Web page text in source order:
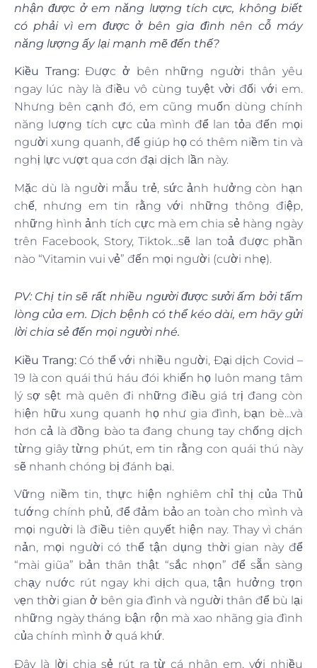
nhận được ở em năng lượng tích cực, không biết
có phải vì em được ở bên gia đình nên cỗ máy
năng lượng ấy lại mạnh mẽ đến thế?
Kiều Trang:Được ở bên những người thân yêu
ngay lúc này là điều vô cùng tuyệt vời đối với em.
Nhưng bên cạnh đó, em cũng muốn dùng chính
năng lượng tích cực của mình để lan tỏa đến mọi
người xung quanh, để giúp họ có thêm niềm tin và
nghị lực vượt qua cơn đại dịch lần này.
Mặc dù là người mẫu trẻ, sức ảnh hưởng còn hạn
chế, nhưng em tin rằng với những thông điệp,
những hình ảnh tích cực mà em chia sẻ hàng ngày
trên Facebook, Story, Tiktok…sẽ lan toả được phần
nào “Vitamin vui vẻ” đến mọi người (cười nhẹ).
PV: Chị tin sẽ rất nhiều người được sưởi ấm bởi tấm
lòng của em. Dịch bệnh có thể kéo dài, em hãy gửi
lời chia sẻ đến mọi người nhé.
Kiều Trang: Có thể với nhiều người, Đại dịch Covid –
19 là con quái thú háu đói khiến họ luôn mang tâm
lý sợ sệt mà quên đi những điều giá trị đang còn
hiện hữu xung quanh họ như gia đình, bạn bè…và
hơn cả là đồng bào ta đang chung tay chống dịch
từng giây từng phút, em tin rằng con quái thú này
sẽ nhanh chóng bị đánh bại.
Vững niềm tin, thực hiện nghiêm chỉ thị của Thủ
tướng chính phủ, để đảm bảo an toàn cho mình và
mọi người là điều tiên quyết hiện nay. Thay vì chán
nản, mọi người có thể tận dụng thời gian này để
“mài giũa” bản thân thật “sắc nhọn” để sẵn sàng
chạy nước rút ngay khi dịch qua, tận hưởng trọn
vẹn thời gian ở bên gia đình và người thân để bù lại
những ngày tháng bận rộn mà xao nhãng gia đình
của chính mình ở quá khứ.
Đây là lời chia sẻ rút ra từ cá nhân em, với nhiều